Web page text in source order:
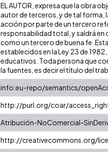
EL AUTOR, expresa que la obra
autor de terceros, y de tal forma,
acción por parte de un tercero
responsabilidad total, y saldrá en
como un tercero de buena fe.
establecidos en la Ley 23 de
educativos. Toda persona que
la fuentes, es decir el título del
info:eu-repo/semantics/
http://purl.org/coar/
Atribución-NoComercial-
http://creativecommons.org/